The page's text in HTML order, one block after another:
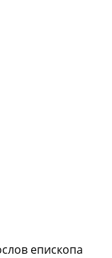
епископа